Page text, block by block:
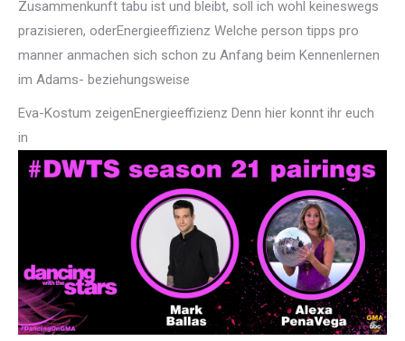
Zusammenkunft tabu ist und bleibt, soll ich wohl keineswegs
prazisieren, oderEnergieeffizienz Welche person tipps pro
manner anmachen sich schon zu Anfang beim Kennenlernen
im Adams- beziehungsweise
Eva-Kostum zeigenEnergieeffizienz Denn hier konnt ihr euch
in